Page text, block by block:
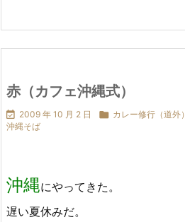
赤（カフェ沖縄式）
 2009 年 10 月 2 日  カレー修行（道外）
沖縄そば
沖縄にやってきた。
遅い夏休みだ。